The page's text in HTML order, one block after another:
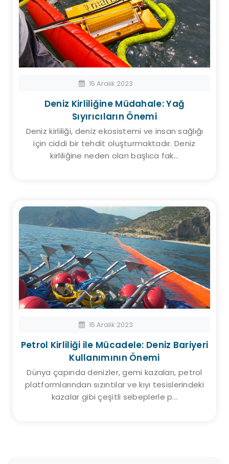
15 Aralık 2023
Deniz Kirliliğine Müdahale: Yağ
Sıyırıcıların Önemi
Deniz kirliliği, deniz ekosistemi ve insan sağlığı
için ciddi bir tehdit oluşturmaktadır. Deniz
kirliliğine neden olan başlıca fak...
15 Aralık 2023
Petrol Kirliliği ile Mücadele: Deniz Bariyeri
Kullanımının Önemi
Dünya çapında denizler, gemi kazaları, petrol
platformlarından sızıntılar ve kıyı tesislerindeki
kazalar gibi çeşitli sebeplerle p...